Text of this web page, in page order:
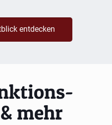
entdecken
mehr